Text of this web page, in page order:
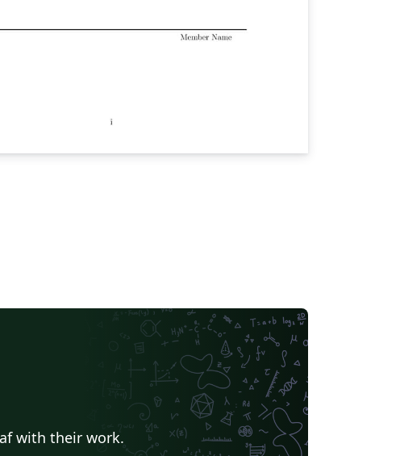
with their work.